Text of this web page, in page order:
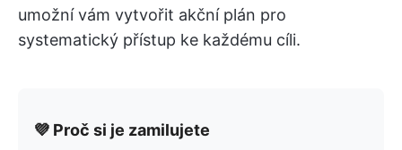
umožní vám vytvořit akční plán pro
systematický přístup ke každému cíli.
💜 Proč si je zamilujete